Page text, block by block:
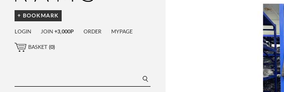
+ BOOKMARK
LOGIN JOIN +3,000P ORDER MYPAGE
BASKET (0)